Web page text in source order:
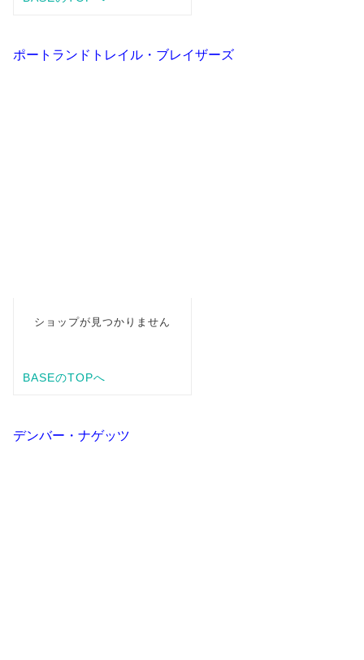
ポートランドトレイル・ブレイザーズ
デンバー・ナゲッツ